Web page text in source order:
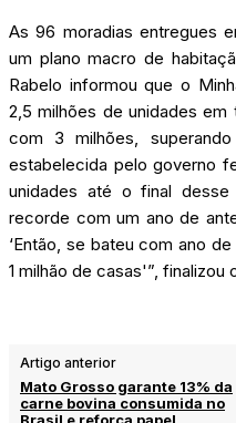
As 96 moradias entregues
um plano macro de
Rabelo informou que o
2,5 milhões de unidades
com 3 milhões,
estabelecida pelo governo
unidades até o final
recorde com um ano de
‘Então, se bateu com ano
1 milhão de casas'”, finalizou
Artigo anterior
Mato Grosso garante 13% da
carne bovina consumida no
Brasil e reforça papel